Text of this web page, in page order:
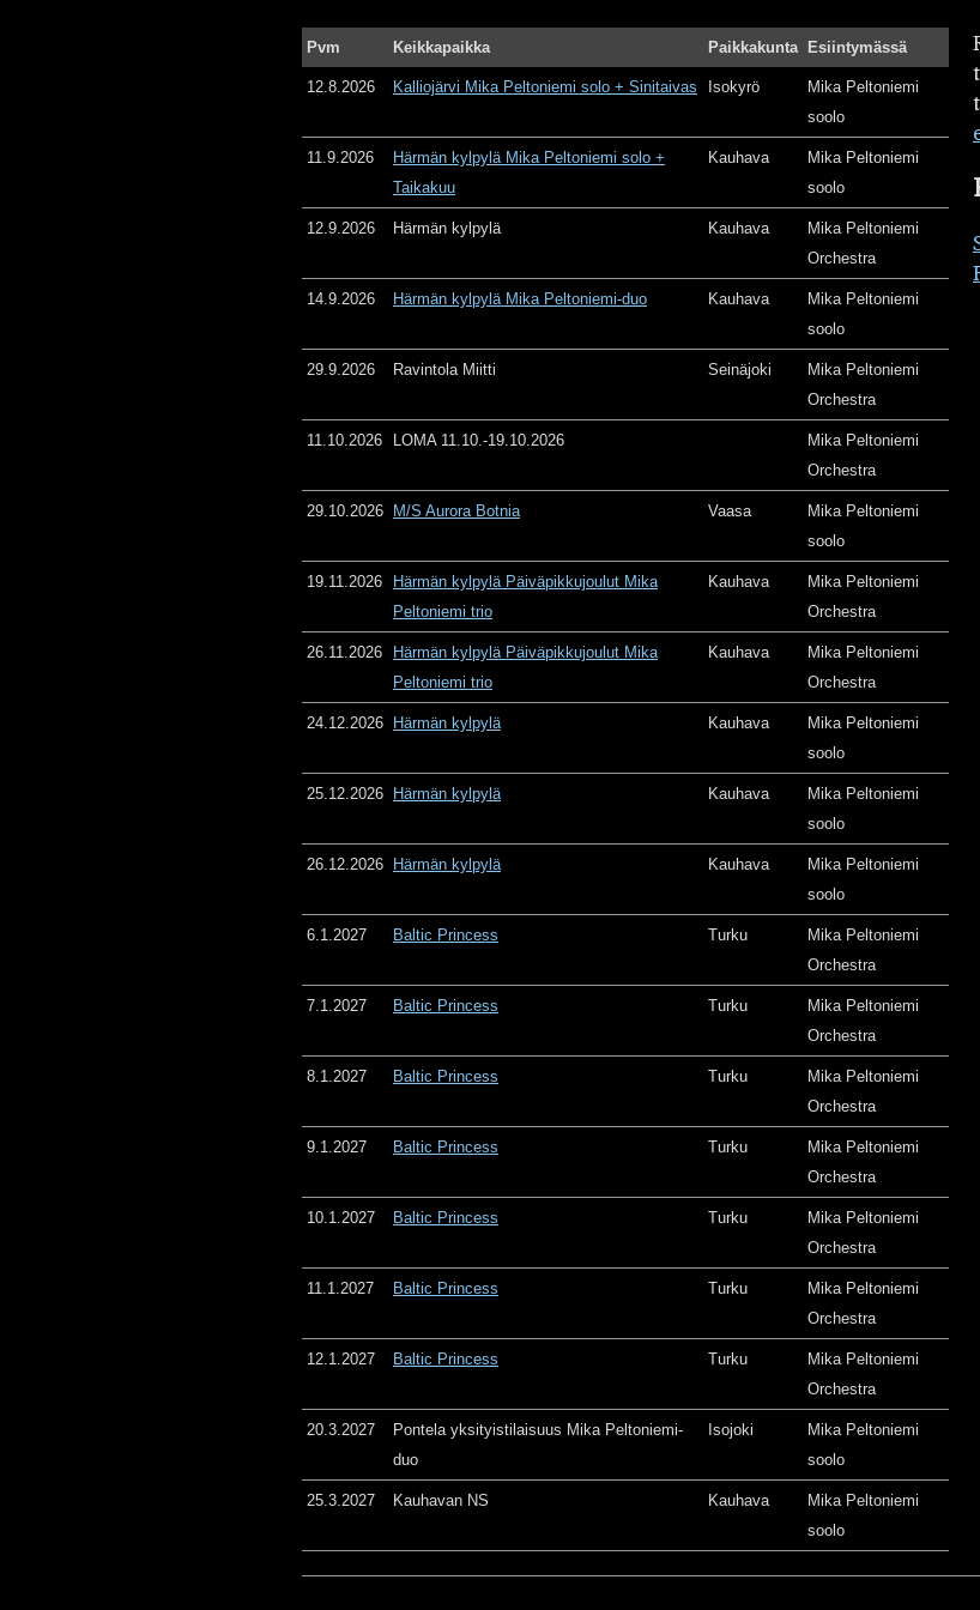
Pvm Keikkapaikka Paikkakunta Esiintymässä
12.8.2026 Kalliojärvi Mika Peltoniemi solo + Sinitaivas Isokyrö
Mika Peltoniemi
soolo
11.9.2026
Härmän kylpylä Mika Peltoniemi solo +
Taikakuu
Kauhava
Mika Peltoniemi
soolo
12.9.2026 Härmän kylpylä Kauhava
Mika Peltoniemi
Orchestra
14.9.2026 Härmän kylpylä Mika Peltoniemi-duo Kauhava
Mika Peltoniemi
soolo
29.9.2026 Ravintola Miitti Seinäjoki
Mika Peltoniemi
Orchestra
11.10.2026 LOMA 11.10.-19.10.2026
Mika Peltoniemi
Orchestra
29.10.2026 M/S Aurora Botnia Vaasa
Mika Peltoniemi
soolo
19.11.2026
Härmän kylpylä Päiväpikkujoulut Mika
Peltoniemi trio
Kauhava
Mika Peltoniemi
Orchestra
26.11.2026
Härmän kylpylä Päiväpikkujoulut Mika
Peltoniemi trio
Kauhava
Mika Peltoniemi
Orchestra
24.12.2026 Härmän kylpylä Kauhava
Mika Peltoniemi
soolo
25.12.2026 Härmän kylpylä Kauhava
Mika Peltoniemi
soolo
26.12.2026 Härmän kylpylä Kauhava
Mika Peltoniemi
soolo
6.1.2027 Baltic Princess Turku
Mika Peltoniemi
Orchestra
7.1.2027 Baltic Princess Turku
Mika Peltoniemi
Orchestra
8.1.2027 Baltic Princess Turku
Mika Peltoniemi
Orchestra
9.1.2027 Baltic Princess Turku
Mika Peltoniemi
Orchestra
10.1.2027 Baltic Princess Turku
Mika Peltoniemi
Orchestra
11.1.2027 Baltic Princess Turku
Mika Peltoniemi
Orchestra
12.1.2027 Baltic Princess Turku
Mika Peltoniemi
Orchestra
20.3.2027
Pontela yksityistilaisuus Mika Peltoniemi-
duo
Isojoki
Mika Peltoniemi
soolo
25.3.2027 Kauhavan NS Kauhava
Mika Peltoniemi
soolo